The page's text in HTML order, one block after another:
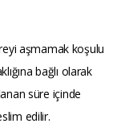
aşmamak koşulu
bağlı olarak
süre içinde
edilir.